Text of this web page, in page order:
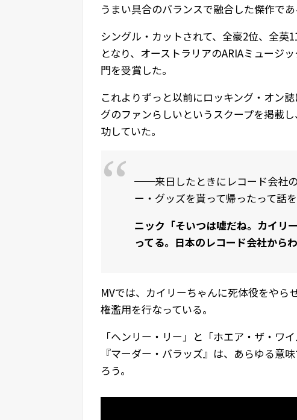
うまい具合のバランスで融合した傑作であ
シングル・カットされて、全豪2位、全英
となり、オーストラリアのARIAミュージ
門を受賞した。
これよりずっと以前にロッキング・オン
グのファンらしいというスクープを掲載
功していた。
来日したときにレコード会社
ー・グッズを貰って帰ったって話
ニック「そいつは嘘だね。カイリ
ってる。日本のレコード会社から
MVでは、カイリーちゃんに死体役をやら
権濫用を行なっている。
「ヘンリー・リー」と「ホエア・ザ・ワ
『マーダー・バラッズ』は、あらゆる意
ろう。